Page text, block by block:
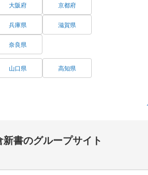
大阪府 京都府
兵庫県 滋賀県
奈良県
山口県 高知県
新書のグループサイト